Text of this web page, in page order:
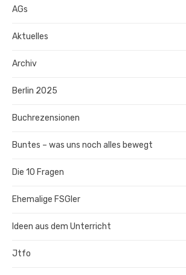
AGs
Aktuelles
Archiv
Berlin 2025
Buchrezensionen
Buntes – was uns noch alles bewegt
Die 10 Fragen
Ehemalige FSGler
Ideen aus dem Unterricht
Jtfo